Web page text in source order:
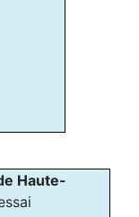
Haute-